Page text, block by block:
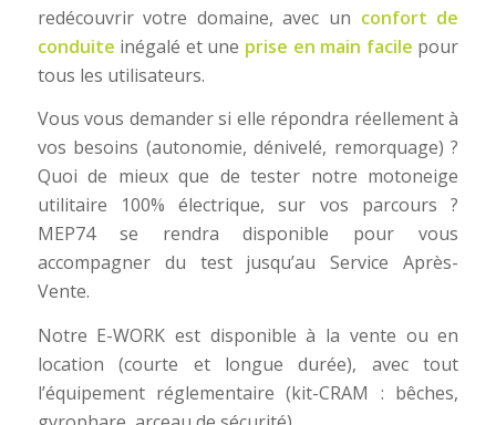
redécouvrir votre domaine, avec un confort de
conduite inégalé et une prise en main facile pour
tous les utilisateurs.
Vous vous demander si elle répondra réellement à
vos besoins (autonomie, dénivelé, remorquage) ?
Quoi de mieux que de tester notre motoneige
utilitaire 100% électrique, sur vos parcours ?
MEP74 se rendra disponible pour vous
accompagner du test jusqu’au Service Après-
Vente.
Notre E-WORK est disponible à la vente ou en
location (courte et longue durée), avec tout
l’équipement réglementaire (kit-CRAM : bêches,